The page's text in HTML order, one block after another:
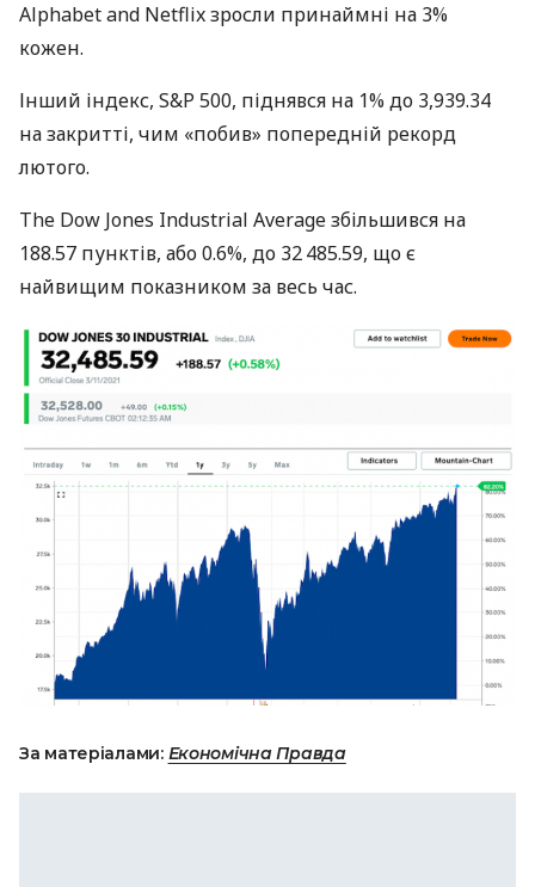
Alphabet and Netflix зросли принаймні на 3%
кожен.
Інший індекс, S&P 500, піднявся на 1% до 3,939.34
на закритті, чим «побив» попередній рекорд
лютого.
The Dow Jones Industrial Average збільшився на
188.57 пунктів, або 0.6%, до 32 485.59, що є
найвищим показником за весь час.
За матеріалами: Економічна Правда